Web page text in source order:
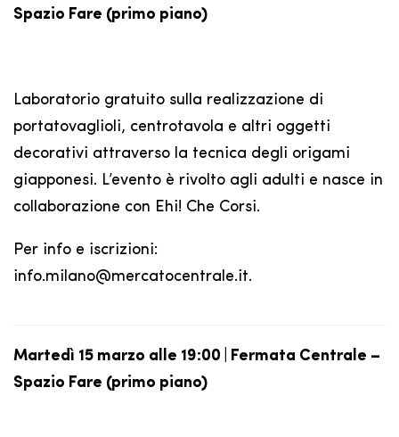
Spazio Fare (primo piano)
Laboratorio gratuito sulla realizzazione di
portatovaglioli, centrotavola e altri oggetti
decorativi attraverso la tecnica degli origami
giapponesi. L’evento è rivolto agli adulti e nasce in
collaborazione con Ehi! Che Corsi.
Per info e iscrizioni:
info.milano@mercatocentrale.it.
Martedì 15 marzo alle 19:00 | Fermata Centrale –
Spazio Fare (primo piano)